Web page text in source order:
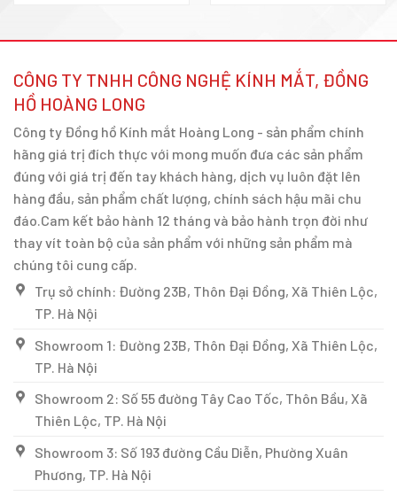
CÔNG TY TNHH CÔNG NGHỆ KÍNH MẮT, ĐỒNG
HỒ HOÀNG LONG
Công ty Đồng hồ Kính mắt Hoàng Long - sản phẩm chính
hãng giá trị đích thực với mong muốn đưa các sản phẩm
đúng với giá trị đến tay khách hàng, dịch vụ luôn đặt lên
hàng đầu, sản phẩm chất lượng, chính sách hậu mãi chu
đáo.Cam kết bảo hành 12 tháng và bảo hành trọn đời như
thay vít toàn bộ của sản phẩm với những sản phẩm mà
chúng tôi cung cấp.
Trụ sở chính: Đường 23B, Thôn Đại Đồng, Xã Thiên Lộc,
TP. Hà Nội
Showroom 1: Đường 23B, Thôn Đại Đồng, Xã Thiên Lộc,
TP. Hà Nội
Showroom 2: Số 55 đường Tây Cao Tốc, Thôn Bầu, Xã
Thiên Lộc, TP. Hà Nội
Showroom 3: Số 193 đường Cầu Diễn, Phường Xuân
Phương, TP. Hà Nội